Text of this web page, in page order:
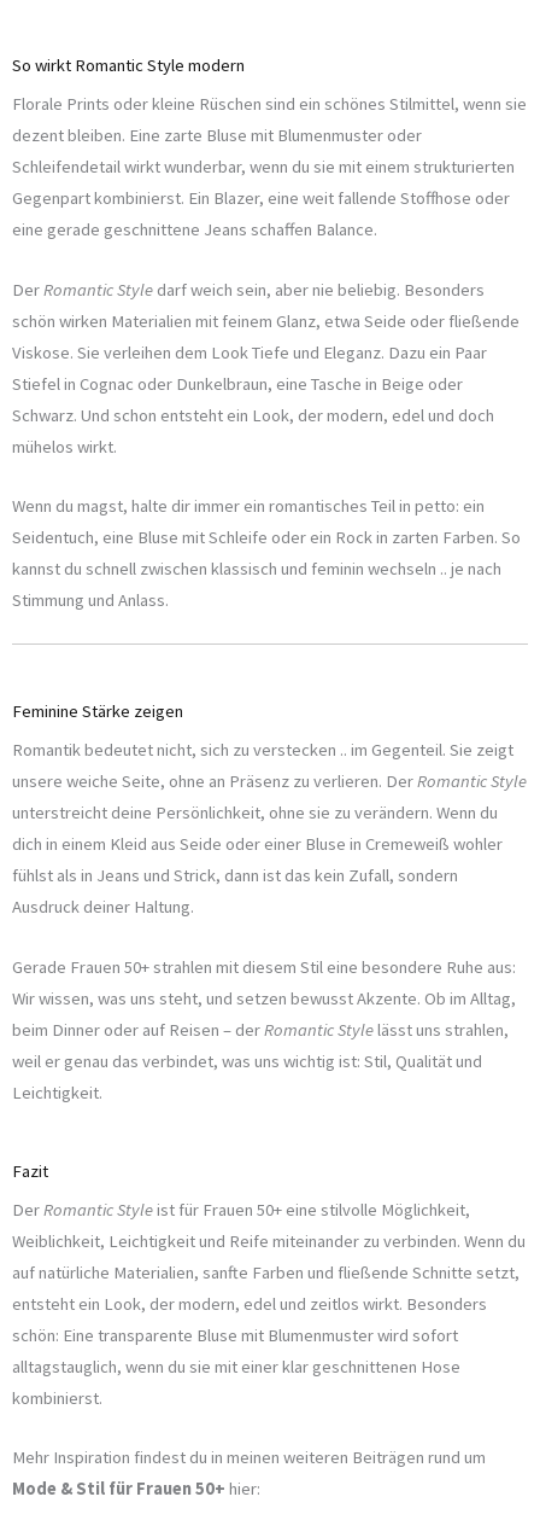
So wirkt Romantic Style modern
Florale Prints oder kleine Rüschen sind ein schönes Stilmittel, wenn sie
dezent bleiben. Eine zarte Bluse mit Blumenmuster oder
Schleifendetail wirkt wunderbar, wenn du sie mit einem strukturierten
Gegenpart kombinierst. Ein Blazer, eine weit fallende Stoffhose oder
eine gerade geschnittene Jeans schaffen Balance.
DerRomantic Style darf weich sein, aber nie beliebig. Besonders
schön wirken Materialien mit feinem Glanz, etwa Seide oder fließende
Viskose. Sie verleihen dem Look Tiefe und Eleganz. Dazu ein Paar
Stiefel in Cognac oder Dunkelbraun, eine Tasche in Beige oder
Schwarz. Und schon entsteht ein Look, der modern, edel und doch
mühelos wirkt.
Wenn du magst, halte dir immer ein romantisches Teil in petto: ein
Seidentuch, eine Bluse mit Schleife oder ein Rock in zarten Farben. So
kannst du schnell zwischen klassisch und feminin wechseln .. je nach
Stimmung und Anlass.
Feminine Stärke zeigen
Romantik bedeutet nicht, sich zu verstecken .. im Gegenteil. Sie zeigt
unsere weiche Seite, ohne an Präsenz zu verlieren. DerRomantic Style
unterstreicht deine Persönlichkeit, ohne sie zu verändern. Wenn du
dich in einem Kleid aus Seide oder einer Bluse in Cremeweiß wohler
fühlst als in Jeans und Strick, dann ist das kein Zufall, sondern
Ausdruck deiner Haltung.
Gerade Frauen 50+ strahlen mit diesem Stil eine besondere Ruhe aus:
Wir wissen, was uns steht, und setzen bewusst Akzente. Ob im Alltag,
beim Dinner oder auf Reisen – derRomantic Stylelässt uns strahlen,
weil er genau das verbindet, was uns wichtig ist: Stil, Qualität und
Leichtigkeit.
Fazit
DerRomantic Styleist für Frauen 50+ eine stilvolle Möglichkeit,
Weiblichkeit, Leichtigkeit und Reife miteinander zu verbinden. Wenn du
auf natürliche Materialien, sanfte Farben und fließende Schnitte setzt,
entsteht ein Look, der modern, edel und zeitlos wirkt. Besonders
schön: Eine transparente Bluse mit Blumenmuster wird sofort
alltagstauglich, wenn du sie mit einer klar geschnittenen Hose
kombinierst.
Mehr Inspiration findest du in meinen weiteren Beiträgen rund um
Mode & Stil für Frauen 50+ hier: